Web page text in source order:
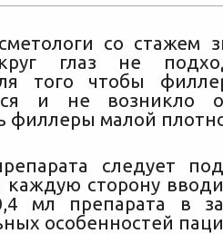
со стажем
глаз не
того чтобы
и не возникло
филлеры малой
следует
каждую сторону
мл препарата в
особенностей